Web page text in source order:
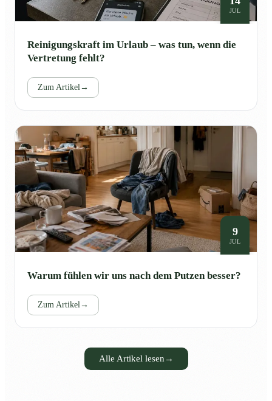
JUL
Reinigungskraft im Urlaub – was tun, wenn die
Vertretung fehlt?
Zum Artikel→
9
JUL
Warum fühlen wir uns nach dem Putzen besser?
Zum Artikel→
Alle Artikel lesen →